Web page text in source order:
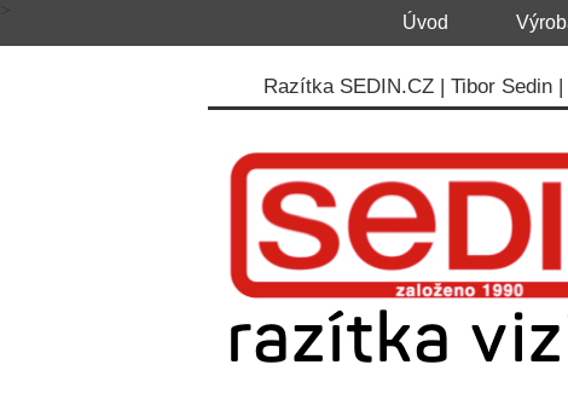
>
Razítka SEDIN.CZ | Tibor Sedin
Úvod